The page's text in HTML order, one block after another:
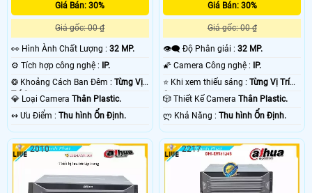
Giá Bán: 30%
Giá gốc: 00 ₫
️👀 Hình Ành Chất Lượng : 32 MP.
⚙ Tích hợp công nghệ :
IP.
❂ Khoảng Cách Ban Đêm : Từng Vị
Trí Camera .
💎 Loại Camera Thân Plastic.
️↭ Ưu Điểm : Thu hình Ổn Định.
Giá Bán: 30%
Giá gốc: 00 ₫
👁️‍🗨 Độ Phân giải :32 MP.
🌠 Camera Công nghệ :
IP.
⭐ Khi xem thiếu sáng :Từng Vị Trí
Camera .
🎲 Thiết Kế CameraThân Plastic.
️ლ Khả Năng :Thu hình Ổn Định.
2010 2217